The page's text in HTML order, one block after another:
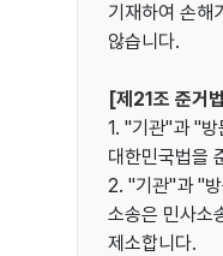
기재하여 손해
않습니다.
[제21조 준거
1. "기관"과 "
대한민국법을
2. "기관"과 "
소송은 민사소
제소합니다.